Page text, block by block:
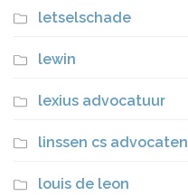
letselschade
lewin
lexius advocatuur
linssen cs advocaten
louis de leon